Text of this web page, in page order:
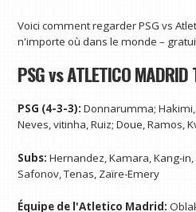
Voici comment regarder PSG vs
n'importe où dans le monde –
PSG vs ATLETICO
PSG (4-3-3): Donnarumma;
Neves, vitinha, Ruiz; Doue, Ramos,
Subs: Hernandez, Kamara, Kang-
Safonov, Tenas, Zaïre-Emery
Équipe de l'Atletico Madrid: